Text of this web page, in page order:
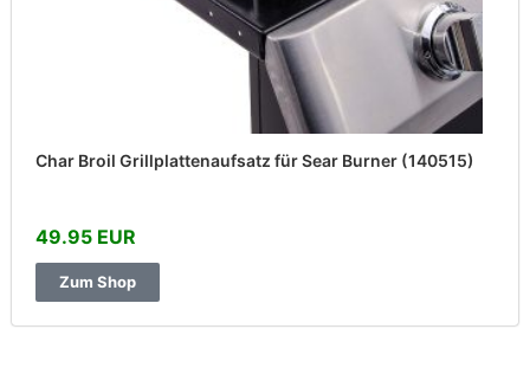
Char Broil Grillplattenaufsatz für Sear Burner (140515)
49.95 EUR
Zum Shop